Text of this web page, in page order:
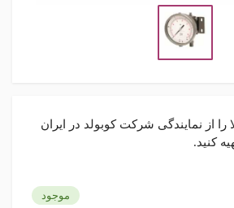
را از نمایندگی شرکت کوبولد در ایران
کنید.
موجود